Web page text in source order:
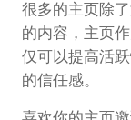
很多的主页除
的内容，主页
仅可以提高活
的信任感。